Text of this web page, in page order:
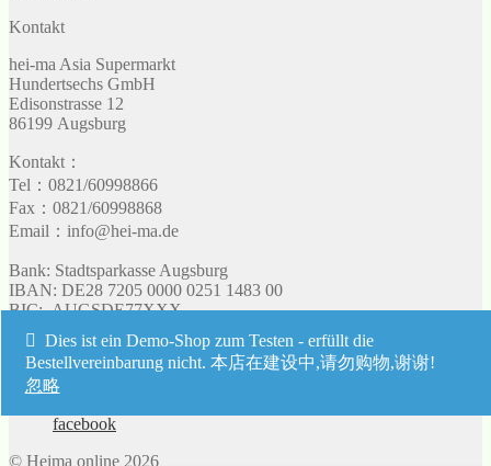
Kontakt
hei-ma Asia Supermarkt
Hundertsechs GmbH
Edisonstrasse 12
86199 Augsburg
Kontakt：
Tel：0821/60998866
Fax：0821/60998868
Email：info@hei-ma.de
Bank: Stadtsparkasse Augsburg
IBAN: DE28 7205 0000 0251 1483 00
BIC: AUGSDE77XXX
Umsatzsteuer: 103 128 90513
UST-IdNr: DE 298115514
facebook
facebook
© Heima online 2026
Dies ist ein Demo-Shop zum Testen - erfüllt die
Bestellvereinbarung nicht. 本店在建设中,请勿购物,谢谢!
忽略